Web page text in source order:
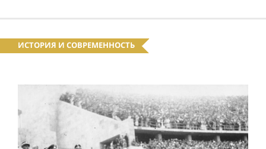
ИСТОРИЯ И СОВРЕМЕННОСТЬ